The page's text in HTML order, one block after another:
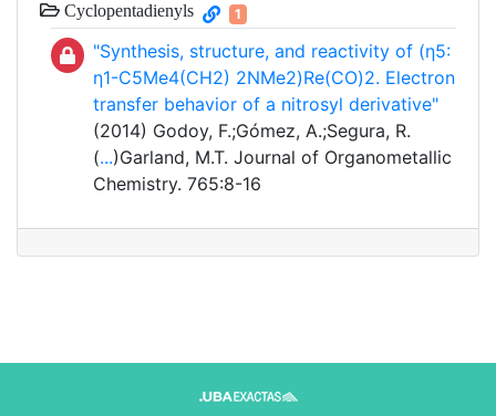
Cyclopentadienyls 1
"Synthesis, structure, and reactivity of (η5:
η1-C5Me4(CH2) 2NMe2)Re(CO)2. Electron
transfer behavior of a nitrosyl derivative"
(2014) Godoy, F.;Gómez, A.;Segura, R.
(...)Garland, M.T. Journal of Organometallic
Chemistry. 765:8-16